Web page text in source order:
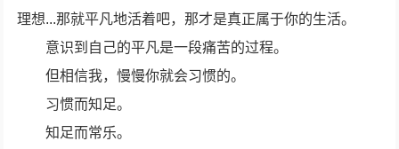
理想...那就平凡地活着吧，那才是真正属于你的生活。
意识到自己的平凡是一段痛苦的过程。
但相信我，慢慢你就会习惯的。
习惯而知足。
知足而常乐。